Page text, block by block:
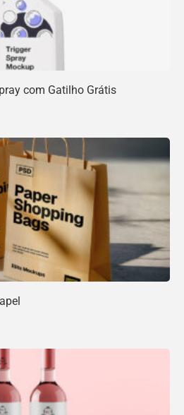
com Gatilho Grátis